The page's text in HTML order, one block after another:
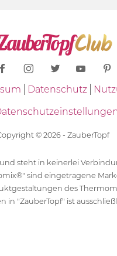
Datenschutz
© 2026 - ZauberTopf
steht in keinerlei
sind eingetragene
des
in "ZauberTopf" ist